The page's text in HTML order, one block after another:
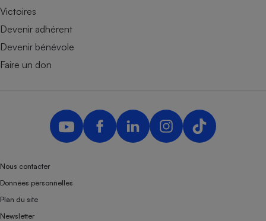
Victoires
Devenir adhérent
Devenir bénévole
Faire un don
Nous contacter
Données personnelles
Plan du site
Newsletter